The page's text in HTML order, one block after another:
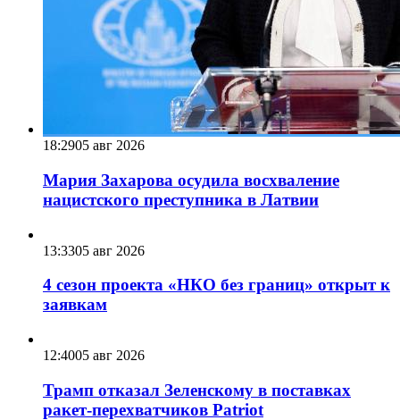
18:2905 авг 2026
Мария Захарова осудила восхваление
нацистского преступника в Латвии
13:3305 авг 2026
4 сезон проекта «НКО без границ» открыт к
заявкам
12:4005 авг 2026
Трамп отказал Зеленскому в поставках
ракет-перехватчиков Patriot